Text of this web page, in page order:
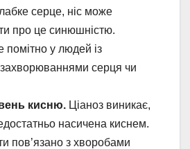
серце, ніс може
про це синюшністю.
помітно у людей із
серця чи
кисню. Ціаноз виникає,
насичена киснем.
пов’язано з хворобами